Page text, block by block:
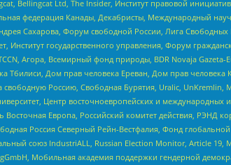
Bellingcat Ltd, The Insider, Институт правовой
федерация Канады, Декабристы, Международный
Сахарова, Форум свободной России, Лига
Институт государственного управления, Форум
Агора, Всемирный фонд природы, BDR Novaja
Тбилиси, Дом прав человека Ереван, Дом прав
свободную Россию, Свободная Бурятия, Uralic,
Центр восточноевропейских и
Восточная Европа, Российский комитет действия, РЭНД
Россия Северный Рейн-Вестфалия, Фонд
союз IndustriALL, Russian Election Monitor, Article
Мобильная академия поддержки гендерной